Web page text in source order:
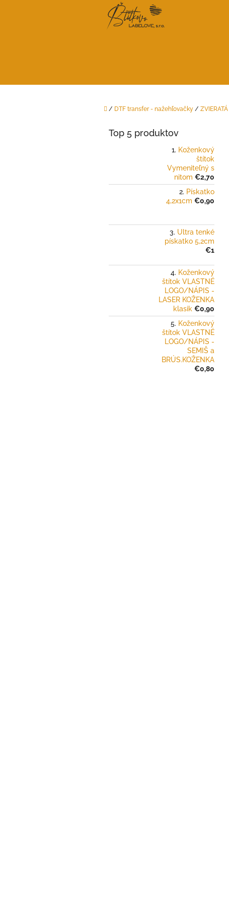
Domov
/ DTF transfer - nažehľovačky / ZVIERATÁ
Top 5 produktov
Koženkový
štítok
Vymeniteľný s
nitom €2,70
Pískatko
4,2x1cm €0,90
Ultra tenké
pískatko 5,2cm
€1
Koženkový
štítok VLASTNÉ
LOGO/NÁPIS -
LASER KOŽENKA
klasik €0,90
Koženkový
štítok VLASTNÉ
LOGO/NÁPIS -
SEMIŠ a
BRÚS.KOŽENKA
€0,80